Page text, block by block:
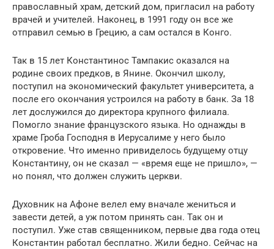
православный храм, детский дом, пригласил на работу
врачей и учителей. Наконец, в 1991 году он все же
отправил семью в Грецию, а сам остался в Конго.
Так в 15 лет Константинос Тампакис оказался на
родине своих предков, в Янине. Окончил школу,
поступил на экономический факультет университета, а
после его окончания устроился на работу в банк. За 18
лет дослужился до директора крупного филиала.
Помогло знание французского языка. Но однажды в
храме Гроба Господня в Иерусалиме у него было
откровение. Что именно привиделось будущему отцу
Константину, он не сказал — «время еще не пришло», —
но понял, что должен служить церкви.
Духовник на Афоне велел ему вначале жениться и
завести детей, а уж потом принять сан. Так он и
поступил. Уже став священником, первые два года отец
Константин работал бесплатно. Жили бедно. Сейчас на